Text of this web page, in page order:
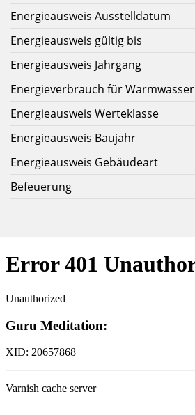
Energieausweis Ausstelldatum
Energieausweis gültig bis
Energieausweis Jahrgang
Energieverbrauch für Warmwasser
Energieausweis Werteklasse
Energieausweis Baujahr
Energieausweis Gebäudeart
Befeuerung